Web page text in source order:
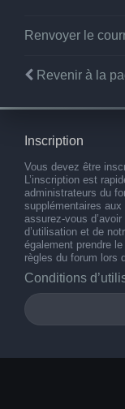
Renvoyer le
Revenir à la
Inscription
Vous devez être
L’inscription est
administrateurs du
supplémentaires
assurez-vous
d’utilisation et de
également prendre
règles du forum lors
Conditions